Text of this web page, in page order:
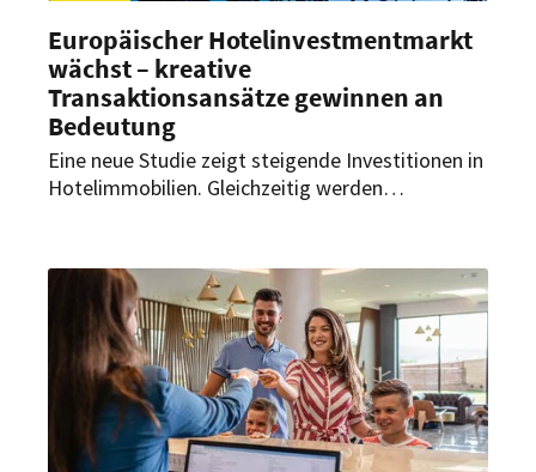
Europäischer Hotelinvestmentmarkt
wächst – kreative
Transaktionsansätze gewinnen an
Bedeutung
Eine neue Studie zeigt steigende Investitionen in
Hotelimmobilien. Gleichzeitig werden